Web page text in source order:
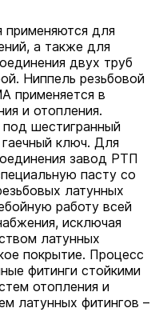
применяются для
а также для
двух труб
Ниппель резьбовой
применяется в
и отопления.
шестигранный
ключ. Для
завод РТП
пасту со
латунных
работу всей
исключая
латунных
покрытие. Процесс
фитинги стойкими
отопления и
латунных фитингов –